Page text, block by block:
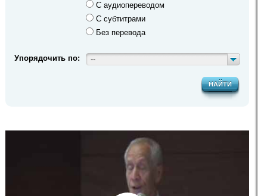
С аудиопереводом
С субтитрами
Без перевода
Упорядочить по: --
НАЙТИ